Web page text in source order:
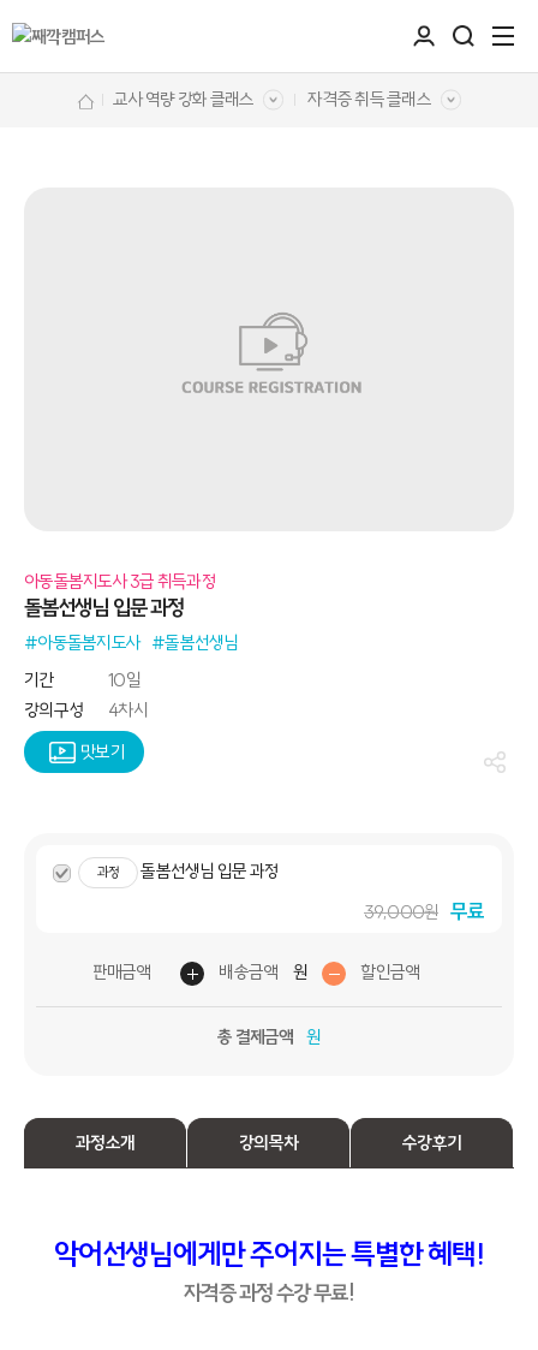
교사 역량 강화 클래스 자격증 취득 클래스
아동돌봄지도사 3급 취득과정
돌봄선생님 입문 과정
#아동돌봄지도사 #돌봄선생님
기간
10일
강의구성
4차시
맛보기
과정
돌봄선생님 입문 과정
39,000원 무료
판매금액 배송금액 원 할인금액
총 결제금액 원
과정소개 강의목차 수강후기
악어선생님에게만 주어지는 특별한 혜택!
자격증 과정 수강 무료!